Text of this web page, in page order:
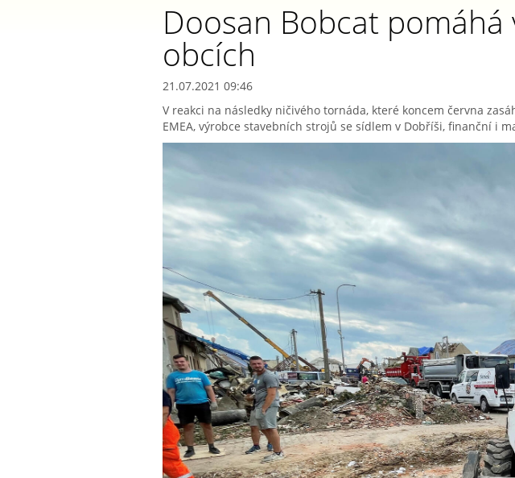
Doosan Bobcat
obcích
21.07.2021 09:46
V reakci na následky ničivého tornáda, které koncem června
EMEA, výrobce stavebních strojů se sídlem v Dobříši, finanční i